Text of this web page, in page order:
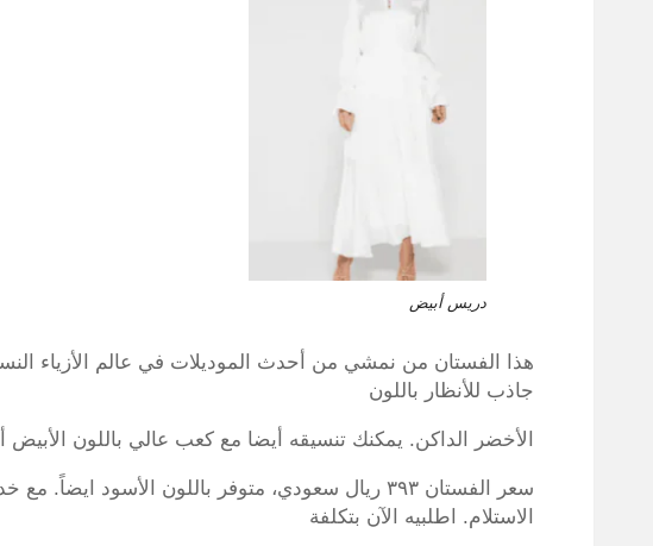
دريس أبيض
هذا الفستان من نمشي من أحدث الموديلات في عالم الأزياء
جاذب للأنظار باللون
الأخضر الداكن. يمكنك تنسيقه أيضا مع كعب عالي باللون
سعر الفستان ٣٩٣ ريال سعودي، متوفر باللون الأسود
الاستلام. اطلبيه الآن بتكلفة